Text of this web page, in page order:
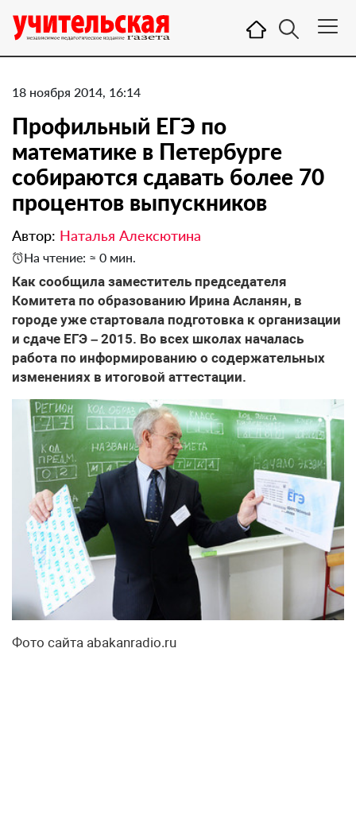
18 ноября 2014, 16:14
Профильный ЕГЭ по
математике в Петербурге
собираются сдавать более 70
процентов выпускников
Автор: Наталья Алексютина
На чтение: ≈ 0 мин.
Как сообщила заместитель председателя
Комитета по образованию Ирина Асланян, в
городе уже стартовала подготовка к организации
и сдаче ЕГЭ – 2015. Во всех школах началась
работа по информированию о содержательных
изменениях в итоговой аттестации.
Фото сайта abakanradio.ru